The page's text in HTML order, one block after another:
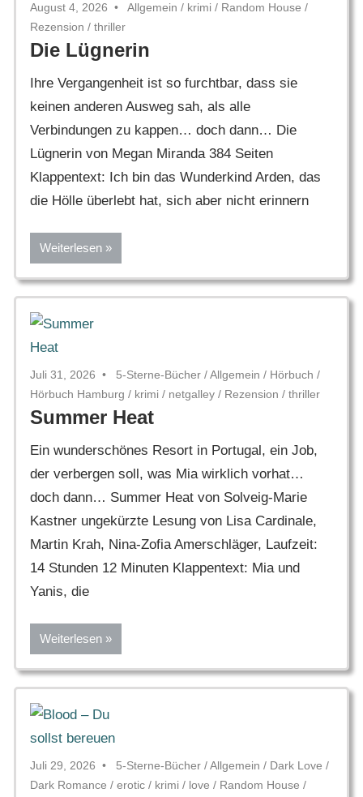
August 4, 2026 Allgemein / krimi / Random House /
Rezension / thriller
Die Lügnerin
Ihre Vergangenheit ist so furchtbar, dass sie
keinen anderen Ausweg sah, als alle
Verbindungen zu kappen… doch dann… Die
Lügnerin von Megan Miranda 384 Seiten
Klappentext: Ich bin das Wunderkind Arden, das
die Hölle überlebt hat, sich aber nicht erinnern
Weiterlesen
Juli 31, 2026 5-Sterne-Bücher /Allgemein / Hörbuch /
Hörbuch Hamburg / krimi / netgalley / Rezension / thriller
Summer Heat
Ein wunderschönes Resort in Portugal, ein Job,
der verbergen soll, was Mia wirklich vorhat…
doch dann… Summer Heat von Solveig-Marie
Kastner ungekürzte Lesung von Lisa Cardinale,
Martin Krah, Nina-Zofia Amerschläger, Laufzeit:
14 Stunden 12 Minuten Klappentext: Mia und
Yanis, die
Weiterlesen
Juli 29, 2026 5-Sterne-Bücher /Allgemein / Dark Love /
Dark Romance / erotic / krimi / love / Random House /